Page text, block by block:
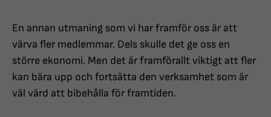
En annan utmaning som vi har framför oss är att
värva fler medlemmar. Dels skulle det ge oss en
större ekonomi. Men det är framförallt viktigt att fler
kan bära upp och fortsätta den verksamhet som är
väl värd att bibehålla för framtiden.